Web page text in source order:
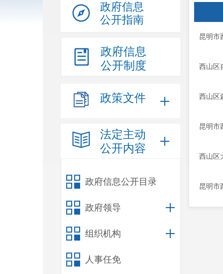
政府信息
公开指南
政府信息
公开制度
政策文件
法定主动
公开内容
政府信息公开目录
政府领导
组织机构
人事任免
昆明市
西山区
西山区
昆明市
西山区
昆明市